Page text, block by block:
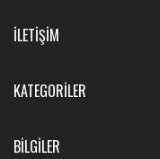
İLETİŞİM
KATEGORİLER
BİLGİLER